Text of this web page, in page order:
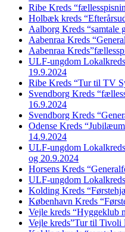
Ribe Kreds
Holbæk kreds
Aalborg Kreds “samtale
Aabenraa Kreds
Aabenraa
ULF-ungdom
19.9.2024
Ribe Kreds “Tur til TV
Svendborg Kreds
16.9.2024
Svendborg Kreds
Odense Kreds
14.9.2024
ULF-ungdom
og 20.9.2024
Horsens Kreds
ULF-ungdom
Kolding Kreds
København Kreds
Vejle kreds “Hyggeklub
Vejle kreds”Tur til Tivoli